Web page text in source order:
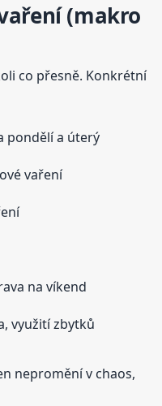
(makro
co přesně. Konkrétní
pondělí a úterý
vaření
na víkend
využití zbytků
nepromění v chaos,